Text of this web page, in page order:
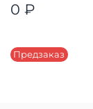
Предзаказ
0 ₽